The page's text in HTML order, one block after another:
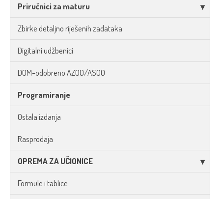
Priručnici za maturu
Zbirke detaljno riješenih zadataka
Digitalni udžbenici
DOM-odobreno AZOO/ASOO
Programiranje
Ostala izdanja
Rasprodaja
OPREMA ZA UČIONICE
Formule i tablice